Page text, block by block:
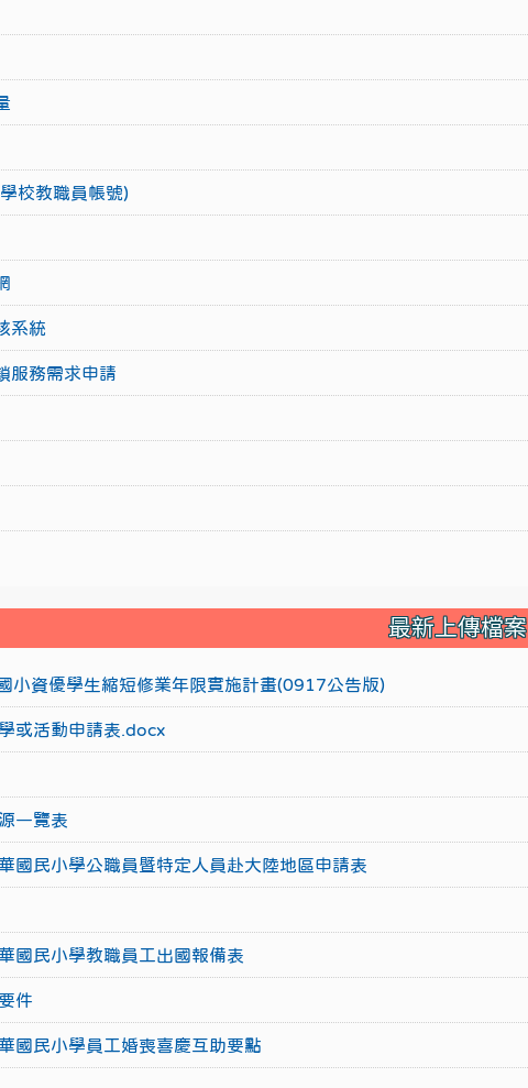
校教職員帳號)
系統
服務需求申請
最新上傳檔案
小資優學生縮短修業年限實施計畫(0917公告版)
或活動申請表.docx
一覽表
國民小學公職員暨特定人員赴大陸地區申請表
國民小學教職員工出國報備表
件
國民小學員工婚喪喜慶互助要點